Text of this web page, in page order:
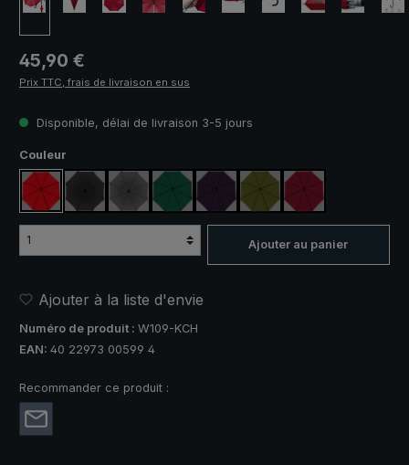
Prix régulier :
45,90 €
Prix TTC, frais de livraison en sus
Disponible, délai de livraison 3-5 jours
Sélectionnez
Couleur
rouge noir anthracitevert foncéviolet vert olive rouge vin
Ajouter au panier
Ajouter à la liste d'envie
Numéro de produit : W109-KCH
EAN: 40 22973 00599 4
Recommander ce produit :